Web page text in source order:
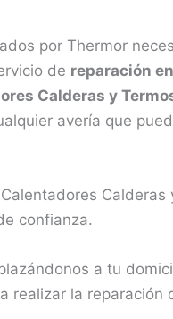
por Thermor
de reparación
Calderas y
avería que
Calderas
confianza.
a tu
realizar la reparación